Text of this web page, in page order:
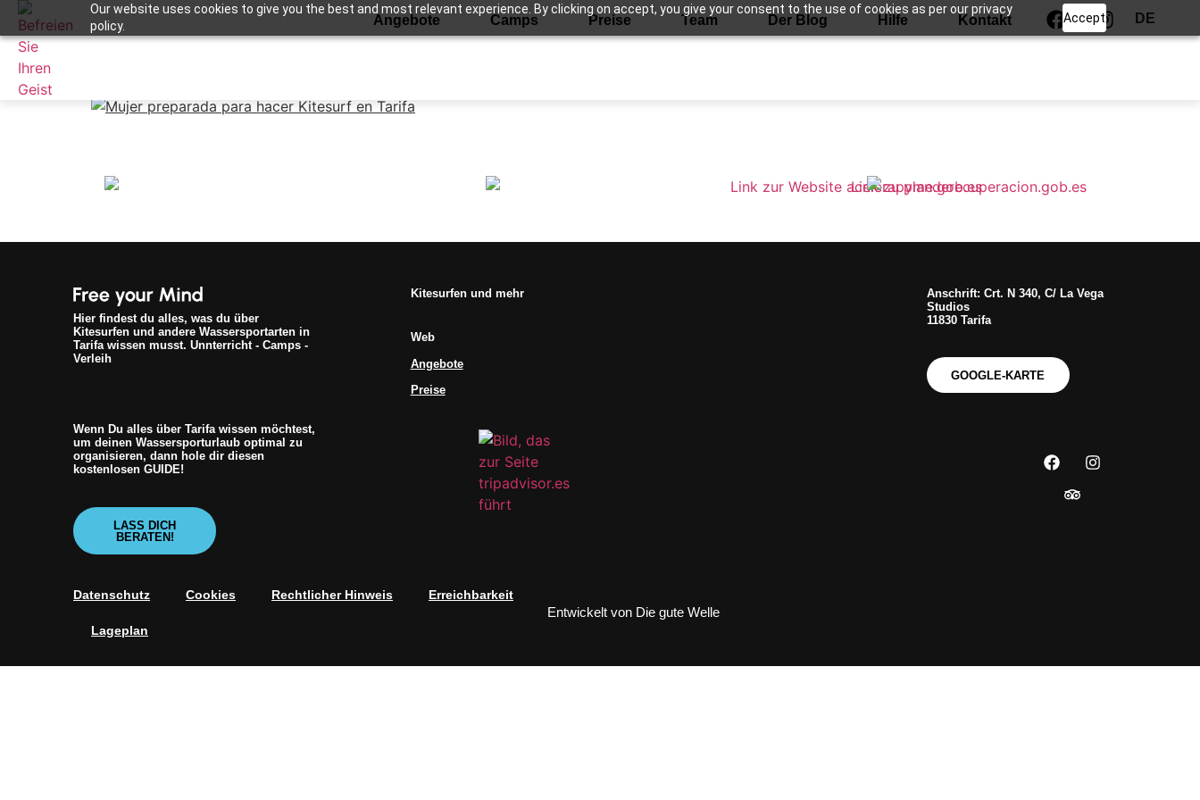
Our website uses cookies to give you the best and most relevant experience. By clicking on accept, you give your consent to the use of cookies as per our privacy
policy.
Accept
Angebote Camps Preise Team Der Blog Hilfe Kontakt DE
Apuntame !
Hier findest du alles, was du über
Kitesurfen und andere Wassersportarten in
Tarifa wissen musst. Unnterricht - Camps -
Verleih
Wenn Du alles über Tarifa wissen möchtest,
um deinen Wassersporturlaub optimal zu
organisieren, dann hole dir diesen
kostenlosen GUIDE!
LASS DICH
BERATEN!
Kitesurfen und mehr
Web
Angebote
Preise
Anschrift: Crt. N 340, C/ La Vega
Studios
11830 Tarifa
GOOGLE-KARTE
Datenschutz Cookies Rechtlicher Hinweis Erreichbarkeit
Lageplan
Entwickelt von Die gute Welle